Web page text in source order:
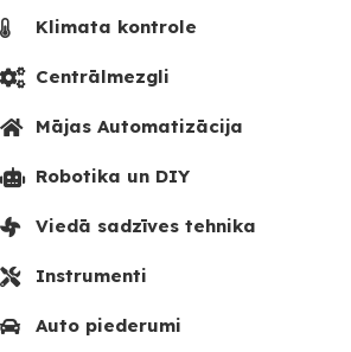
Klimata kontrole
Centrālmezgli
Mājas Automatizācija
Robotika un DIY
Viedā sadzīves tehnika
Instrumenti
Auto piederumi